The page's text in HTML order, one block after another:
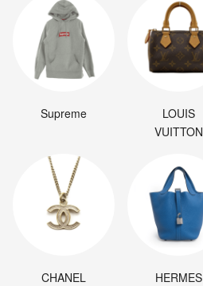
Supreme
LOUIS
VUITTON
CHANEL HERMES